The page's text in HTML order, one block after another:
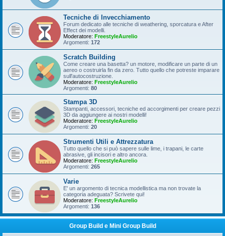
Tecniche di Invecchiamento
Forum dedicato alle tecniche di weathering, sporcatura e After
Effect dei modelli.
Moderatore: FreestyleAurelio
Argomenti: 172
Scratch Building
Come creare una basetta? un motore, modificare un parte di un
aereo o costruirla fin da zero. Tutto quello che potreste imparare
sull'autocostruzione.
Moderatore: FreestyleAurelio
Argomenti: 80
Stampa 3D
Stampanti, accessori, tecniche ed accorgimenti per creare pezzi
3D da aggiungere ai nostri modelli!
Moderatore: FreestyleAurelio
Argomenti: 20
Strumenti Utili e Attrezzatura
Tutto quello che si può sapere sulle lime, i trapani, le carte
abrasive, gli incisori e altro ancora.
Moderatore: FreestyleAurelio
Argomenti: 265
Varie
E' un argomento di tecnica modellistica ma non trovate la
categoria adeguata? Scrivete qui!
Moderatore: FreestyleAurelio
Argomenti: 136
Group Build e Mini Group Build